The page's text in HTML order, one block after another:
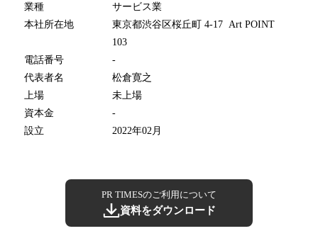
業種
サービス業
本社所在地
東京都渋谷区桜丘町 4-17 Art POINT
103
電話番号
-
代表者名
松倉寛之
上場
未上場
資本金
-
設立
2022年02月
PR TIMESのご利用について
資料をダウンロード